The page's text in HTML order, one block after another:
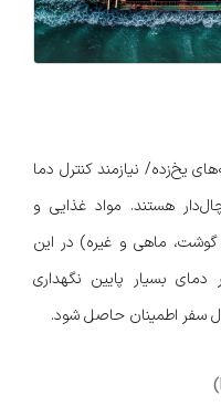
یخ‌زده/ نیازمند کنترل دما
هستند. مواد غذایی و
گوشت، ماهی و غیره) در این
بسیار پایین نگهداری
سفر اطمینان حاصل شود.